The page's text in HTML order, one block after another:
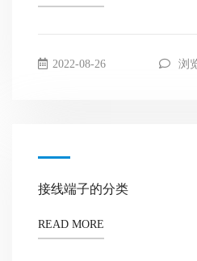
2022-08-26 浏
接线端子的分类
READ MORE